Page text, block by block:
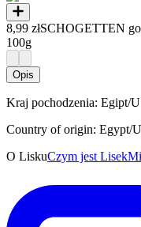
8,99 złSCHOGETTEN
100g
Opis
Kraj pochodzenia: Egipt/
Country of origin: Egypt/
O LiskuCzym jest Lisek